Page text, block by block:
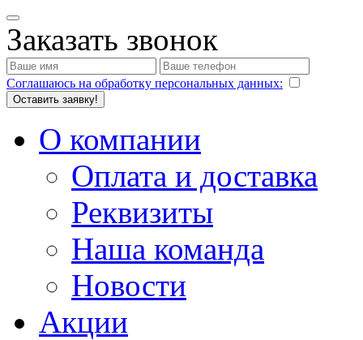
Заказать звонок
Соглашаюсь на обработку персональных данных:
Оставить заявку!
О компании
Оплата и доставка
Реквизиты
Наша команда
Новости
Акции